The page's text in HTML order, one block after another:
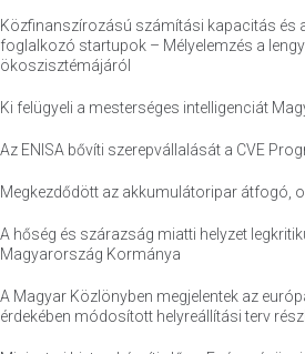
Közfinanszírozású számítási kapacitás és
foglalkozó startupok – Mélyelemzés a
ökoszisztémájáról
Ki felügyeli a mesterséges intelligenciát
Az ENISA bővíti szerepvállalását a CVE
Megkezdődött az akkumulátoripar átfogó,
A hőség és szárazság miatti helyzet
Magyarország Kormánya
A Magyar Közlönyben megjelentek az
érdekében módosított helyreállítási terv